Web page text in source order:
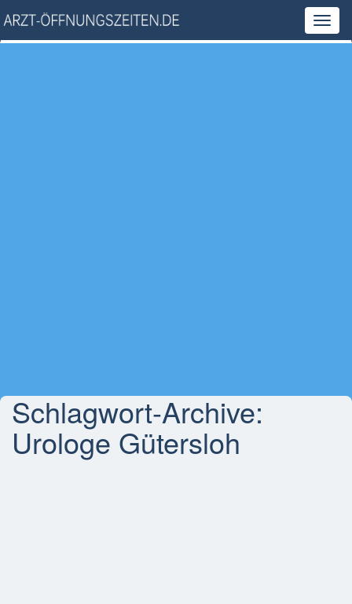
Schlagwort-Archive:
Urologe Gütersloh